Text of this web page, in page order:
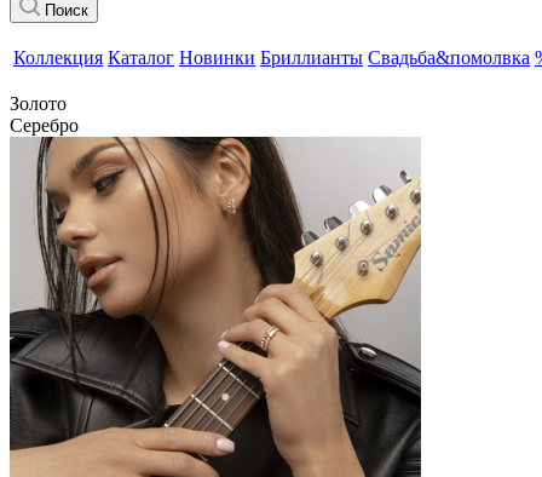
Поиск
Коллекция Каталог Новинки Бриллианты Свадьба&помолвка
Золото
Серебро